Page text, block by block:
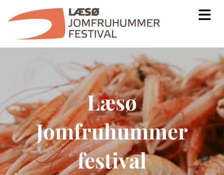
Læsø
Jomfruhummer
festival